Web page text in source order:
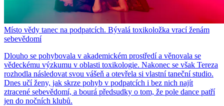
Místo vědy tanec na podpatcích. Bývalá toxikoložka vrací ženám
sebevědomí
Dlouho se pohybovala v akademickém prostředí a věnovala se
vědeckému výzkumu v oblasti toxikologie. Nakonec se však Tereza
rozhodla následovat svou vášeň a otevřela si vlastní taneční studio.
Dnes učí ženy, jak skrze pohyb v podpatcích i bez nich najít
ztracené sebevědomí, a bourá předsudky o tom, že pole dance patří
jen do nočních klubů.